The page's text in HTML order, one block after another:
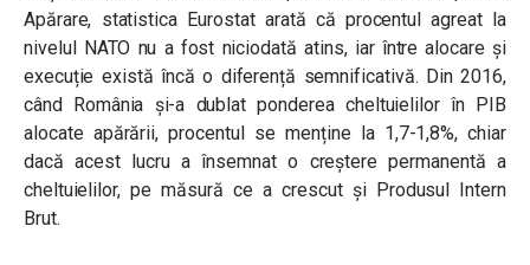
Apărare, statistica Eurostat arată că procentul agreat la
nivelul NATO nu a fost niciodată atins, iar între alocare și
execuție există încă o diferență semnificativă. Din 2016,
când România și-a dublat ponderea cheltuielilor în PIB
alocate apărării, procentul se menține la 1,7-1,8%, chiar
dacă acest lucru a însemnat o creștere permanentă a
cheltuielilor, pe măsură ce a crescut și Produsul Intern
Brut.